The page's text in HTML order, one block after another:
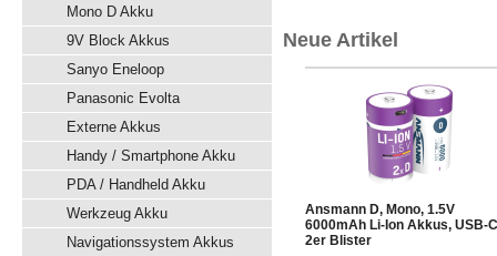
Mono D Akku
9V Block Akkus
Sanyo Eneloop
Panasonic Evolta
Externe Akkus
Handy / Smartphone Akku
PDA / Handheld Akku
Werkzeug Akku
Navigationssystem Akkus
Neue Artikel
Ansmann D, Mono, 1.5V
6000mAh Li-Ion Akkus, USB-
2er Blister